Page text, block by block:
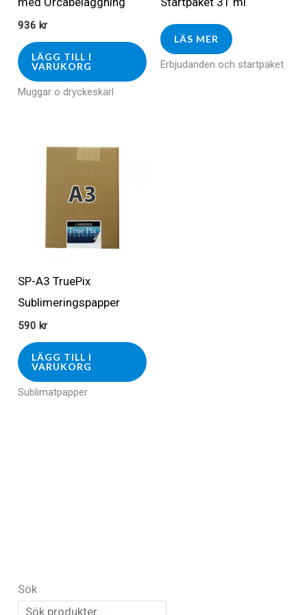
936 kr
LÄGG TILL I
VARUKORG
Muggar o dryckeskärl
LÄS MER
Erbjudanden och startpaket
SP-A3 TruePix
Sublimeringspapper
590 kr
LÄGG TILL I
VARUKORG
Sublimatpapper
Sök